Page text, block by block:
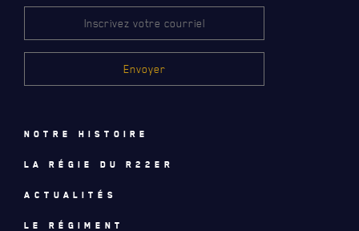
VOS QUESTIONS
ALLIANCES, AFFILIATIONS ET LIENS D'AMITIÉ
CARRIÈRES
Notre histoire
La régie du R22eR
Actualités
Le régiment